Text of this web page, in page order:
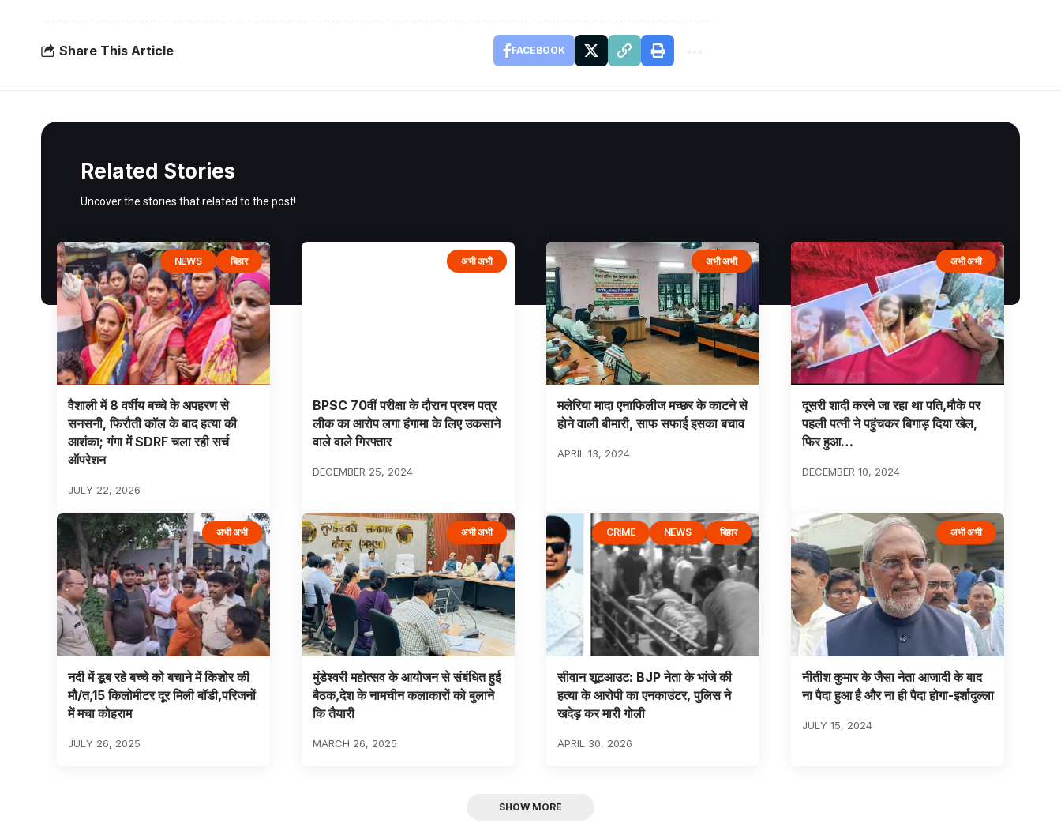
Share This Article FACEBOOK
Related Stories
Uncover the stories that related to the post!
NEWS बिहार
वैशाली में 8 वर्षीय बच्चे के अपहरण से
सनसनी, फिरौती कॉल के बाद हत्या की
आशंका; गंगा में SDRF चला रही सर्च
ऑपरेशन
JULY 22, 2026
अभी अभी
BPSC 70वीं परीक्षा के दौरान प्रश्न पत्र
लीक का आरोप लगा हंगामा के लिए उकसाने
वाले वाले गिरफ्तार
DECEMBER 25, 2024
अभी अभी
मलेरिया मादा एनाफिलीज मच्छर के काटने से
होने वाली बीमारी, साफ सफाई इसका बचाव
APRIL 13, 2024
अभी अभी
दूसरी शादी करने जा रहा था पति,मौके पर
पहली पत्नी ने पहुंचकर बिगाड़ दिया खेल,
फिर हुआ…
DECEMBER 10, 2024
अभी अभी
नदी में डूब रहे बच्चे को बचाने में किशोर की
मौ/त,15 किलोमीटर दूर मिली बॉडी,परिजनों
में मचा कोहराम
JULY 26, 2025
अभी अभी
मुंडेश्वरी महोत्सव के आयोजन से संबंधित हुई
बैठक,देश के नामचीन कलाकारों को बुलाने
कि तैयारी
MARCH 26, 2025
CRIME NEWS बिहार
सीवान शूटआउट: BJP नेता के भांजे की
हत्या के आरोपी का एनकाउंटर, पुलिस ने
खदेड़ कर मारी गोली
APRIL 30, 2026
अभी अभी
नीतीश कुमार के जैसा नेता आजादी के बाद
ना पैदा हुआ है और ना ही पैदा होगा-इर्शादुल्ला
JULY 15, 2024
SHOW MORE